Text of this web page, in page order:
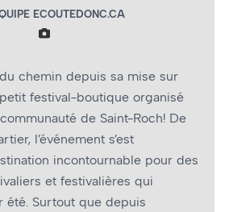
ECOUTEDONC.CA
chemin depuis sa mise sur
festival-boutique organisé
de Saint-Roch! De
l’événement s’est
incontournable pour des
et festivalières qui
été. Surtout que depuis